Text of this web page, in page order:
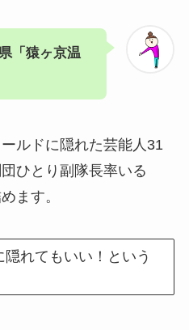
「猿ヶ京温
ルドに隠れた芸能人31
ひとり副隊長率いる
ます。
れてもいい！という